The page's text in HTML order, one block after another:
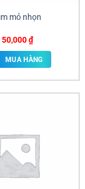
mỏ nhọn
50,000₫
MUA HÀNG